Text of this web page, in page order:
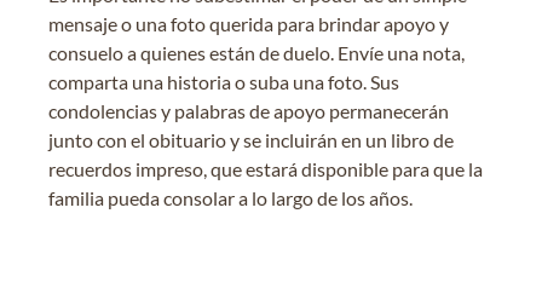
mensaje o una foto querida para brindar apoyo y
consuelo a quienes están de duelo. Envíe una nota,
comparta una historia o suba una foto. Sus
condolencias y palabras de apoyo permanecerán
junto con el obituario y se incluirán en un libro de
recuerdos impreso, que estará disponible para que la
familia pueda consolar a lo largo de los años.